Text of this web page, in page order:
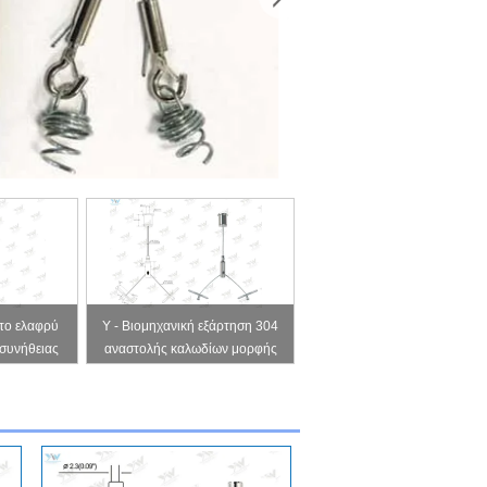
ελαφρύ
Y - Βιομηχανική εξάρτηση 304
αναστολής καλωδίων μορφής